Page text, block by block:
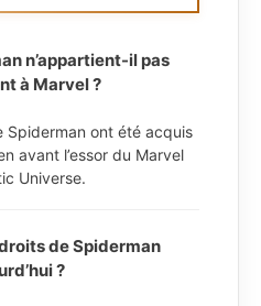
n’appartient-il pas
à Marvel ?
Spiderman ont été acquis
avant l’essor du Marvel
Universe.
de Spiderman
?